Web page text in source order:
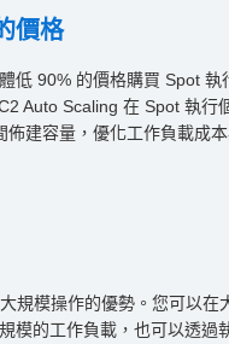
價格
低 90% 的價格購買 Spot 執
Auto Scaling 在 Spot 執行
佈建容量，優化工作負載成
規模操作的優勢。您可以在
模的工作負載，也可以透過